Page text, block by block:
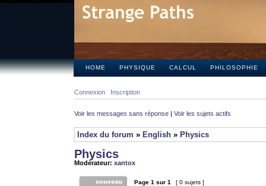
HOME PHYSIQUE CALCUL PHILOSOPHIE
Connexion Inscription
Voir les messages sans réponse | Voir les sujets actifs
Index du forum » English » Physics
Physics
Modérateur: xantox
Page 1 sur 1 [ 0 sujets ]